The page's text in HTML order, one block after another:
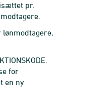
pr.
lønmodtagere,
for
en ny